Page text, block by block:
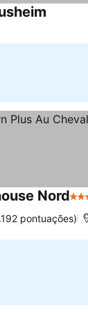
Nord4
pontuações)